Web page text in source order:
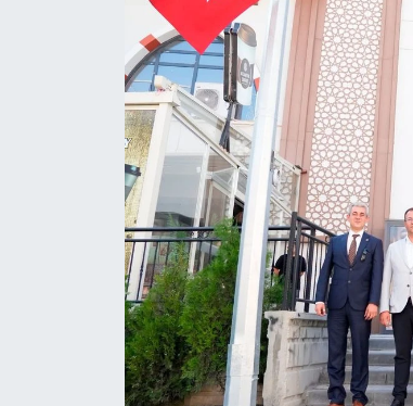
Haber İlanlar
Kültür-Sanat
Magazin
Resmi İlanlar
Seri İlan